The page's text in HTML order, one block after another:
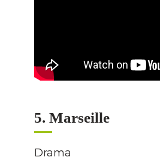
5. Marseille
Drama